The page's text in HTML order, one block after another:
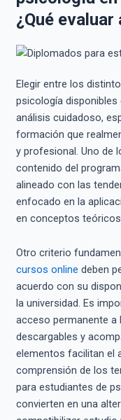
¿Qué
Elegir entre los
psicología disponibles
análisis cuidadoso,
formación que
y profesional. Uno de
contenido del
alineado con las
enfocado en la
en conceptos
Otro criterio
cursos online deben
acuerdo con su
la universidad. Es
acceso permanente
descargables y
elementos facilitan el
comprensión de los
para estudiantes de
convierten en una